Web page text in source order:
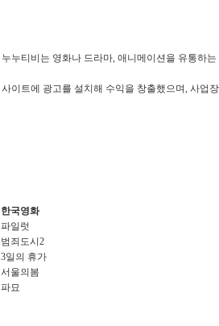
누누티비는 영화나 드라마, 애니메이션을 유통하
사이트에 광고를 설치해 수익을 창출했으며, 사업
한국영화
파일럿
범죄도시2
3일의 휴가
서울의봄
파묘